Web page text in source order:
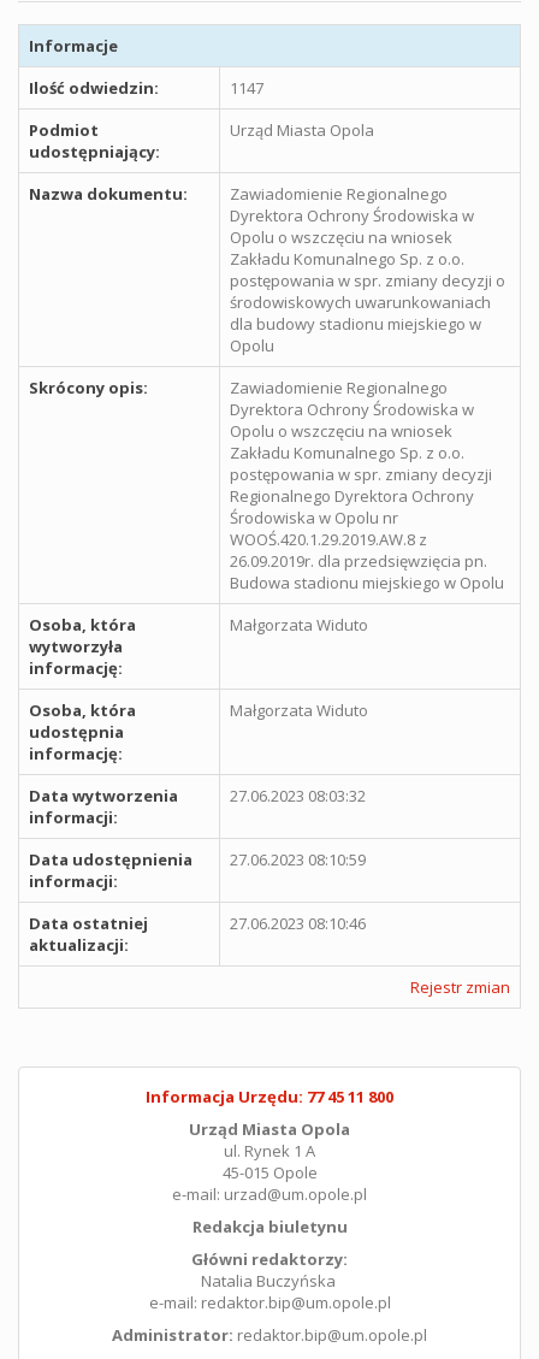
Informacje
Ilość odwiedzin:
1147
Podmiot
udostępniający:
Urząd Miasta Opola
Nazwa dokumentu:
Zawiadomienie Regionalnego
Dyrektora Ochrony Środowiska w
Opolu o wszczęciu na wniosek
Zakładu Komunalnego Sp. z o.o.
postępowania w spr. zmiany decyzji o
środowiskowych uwarunkowaniach
dla budowy stadionu miejskiego w
Opolu
Skrócony opis:
Zawiadomienie Regionalnego
Dyrektora Ochrony Środowiska w
Opolu o wszczęciu na wniosek
Zakładu Komunalnego Sp. z o.o.
postępowania w spr. zmiany decyzji
Regionalnego Dyrektora Ochrony
Środowiska w Opolu nr
WOOŚ.420.1.29.2019.AW.8 z
26.09.2019r. dla przedsięwzięcia pn.
Budowa stadionu miejskiego w Opolu
Osoba, która
wytworzyła
informację:
Małgorzata Widuto
Osoba, która
udostępnia
informację:
Małgorzata Widuto
Data wytworzenia
informacji:
27.06.2023 08:03:32
Data udostępnienia
informacji:
27.06.2023 08:10:59
Data ostatniej
aktualizacji:
27.06.2023 08:10:46
Rejestr zmian
Informacja Urzędu: 77 45 11 800
Urząd Miasta Opola
ul. Rynek 1 A
45-015 Opole
e-mail: urzad@um.opole.pl
Redakcja biuletynu
Główni redaktorzy:
Natalia Buczyńska
e-mail: redaktor.bip@um.opole.pl
Administrator: redaktor.bip@um.opole.pl